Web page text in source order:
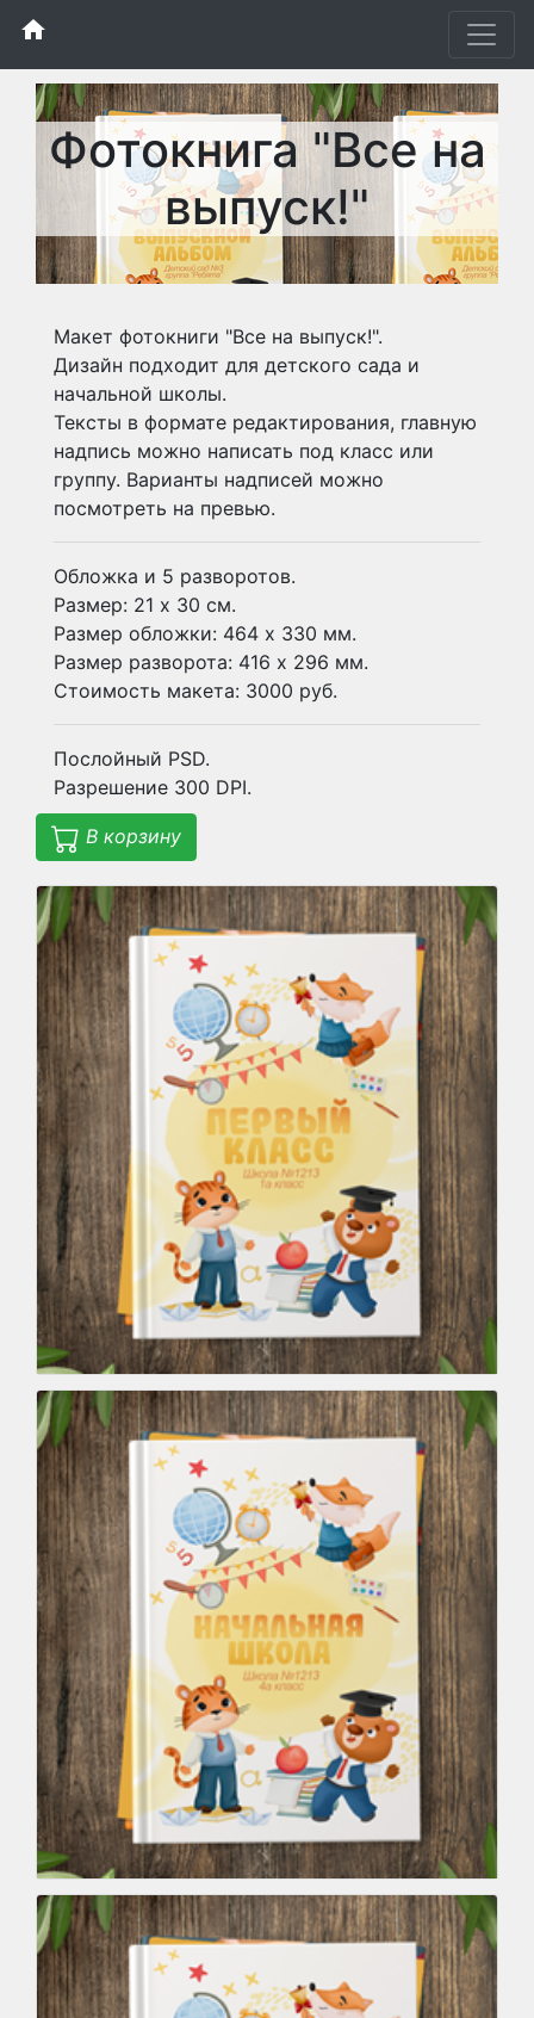
home
Фотокнига "Все на
выпуск!"
Макет фотокниги "Все на выпуск!".
Дизайн подходит для детского сада и
начальной школы.
Тексты в формате редактирования, главную
надпись можно написать под класс или
группу. Варианты надписей можно
посмотреть на превью.
Обложка и 5 разворотов.
Размер: 21 х 30 см.
Размер обложки: 464 х 330 мм.
Размер разворота: 416 х 296 мм.
Стоимость макета: 3000 руб.
Послойный PSD.
Разрешение 300 DPI.
В корзину